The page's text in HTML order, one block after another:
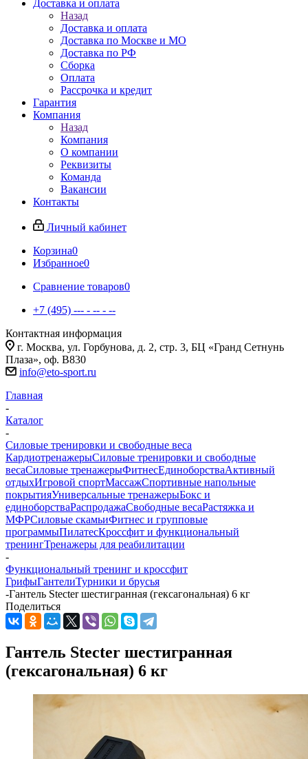
Доставка и оплата
Назад
Доставка и оплата
Доставка по Москве и МО
Доставка по РФ
Сборка
Оплата
Рассрочка и кредит
Гарантия
Компания
Назад
Компания
О компании
Реквизиты
Команда
Вакансии
Контакты
Личный кабинет
Корзина0
Избранное0
Сравнение товаров0
+7 (495) --- - -- - --
Контактная информация
г. Москва, ул. Горбунова, д. 2, стр. 3, БЦ «Гранд Сетнунь
Плаза», оф. В830
info@eto-sport.ru
Главная
-
Каталог
-
Силовые тренировки и свободные веса
КардиотренажерыСиловые тренировки и свободные
весаСиловые тренажерыФитнесЕдиноборстваАктивный
отдыхИгровой спортМассажСпортивные напольные
покрытияУниверсальные тренажерыБокс и
единоборстваРаспродажаСвободные весаРастяжка и
МФРСиловые скамьиФитнес и групповые
программыПилатесКроссфит и функциональный
тренингТренажеры для реабилитации
-
Функциональный тренинг и кроссфит
ГрифыГантелиТурники и брусья
-Гантель Stecter шестигранная (гексагональная) 6 кг
Поделиться
Гантель Stecter шестигранная
(гексагональная) 6 кг